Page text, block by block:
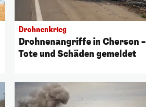
Drohnenkrieg
Drohnenangriffe in Cherson –
Tote und Schäden gemeldet